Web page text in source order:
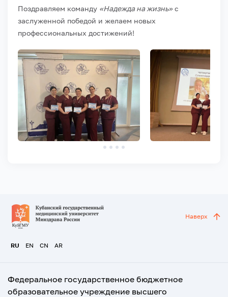
Поздравляем команду «Надежда на жизнь» с
заслуженной победой и желаем новых
профессиональных достижений!
RU EN CN AR
Наверх
Федеральное государственное бюджетное
образовательное учреждение высшего